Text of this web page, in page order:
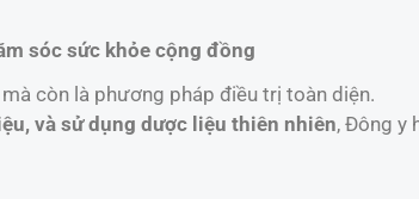
sóc sức khỏe cộng đồng
còn là phương pháp điều trị toàn diện.
và sử dụng dược liệu thiên nhiên, Đông y